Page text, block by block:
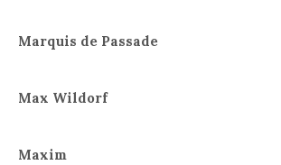
Marquis de Passade
Max Wildorf
Maxim